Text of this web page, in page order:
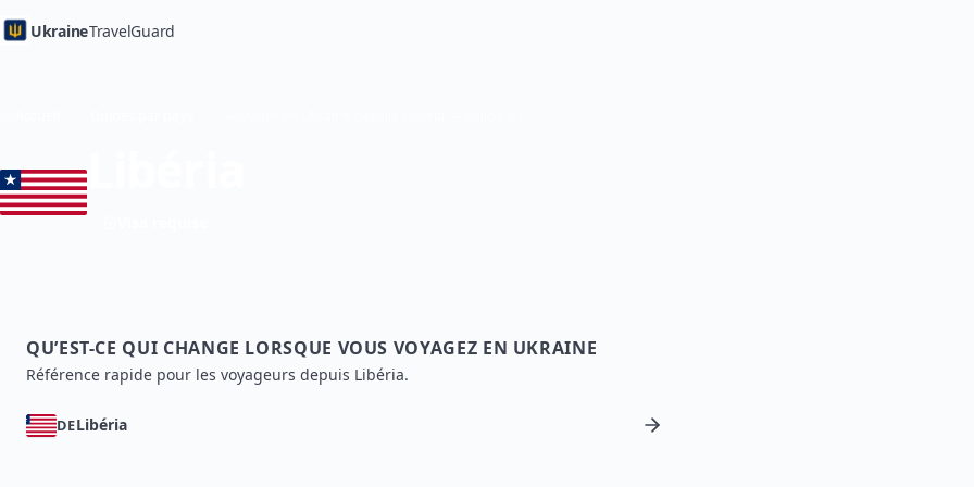
UkraineTravelGuard
QU’EST-CE QUI CHANGE LORSQUE VOUS VOYAGEZ EN UKRAINE
Référence rapide pour les voyageurs depuis Libéria.
DELibéria